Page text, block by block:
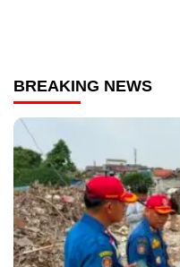
BREAKING NEWS